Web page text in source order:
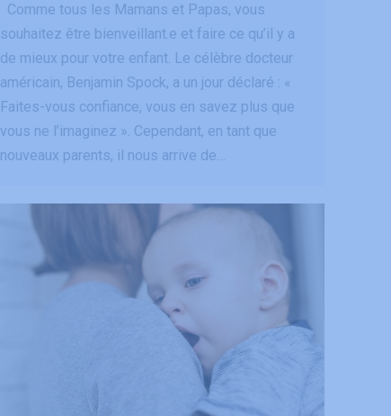
Comme tous les Mamans et Papas, vous
souhaitez être bienveillant.e et faire ce qu’il y a
de mieux pour votre enfant. Le célèbre docteur
américain, Benjamin Spock, a un jour déclaré : «
Faites-vous confiance, vous en savez plus que
vous ne l’imaginez ». Cependant, en tant que
nouveaux parents, il nous arrive de…